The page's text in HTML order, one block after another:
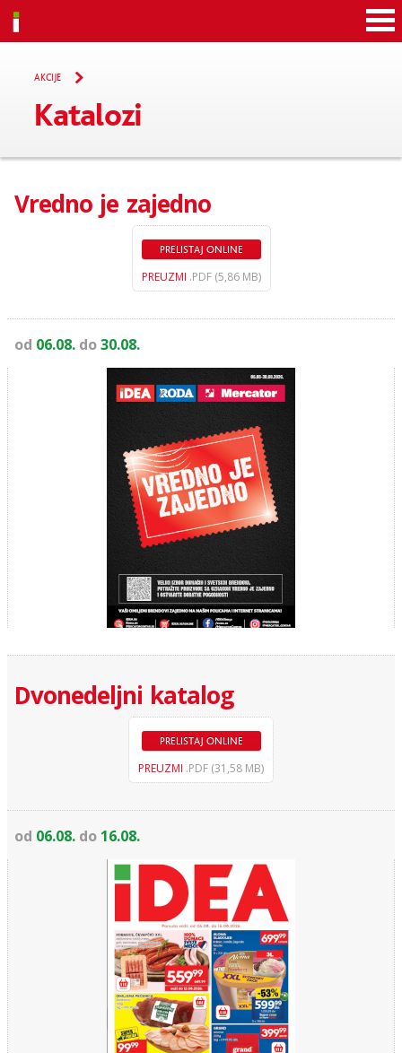
AKCIJE
Katalozi
Vredno je zajedno
PRELISTAJ ONLINE
PREUZMI .PDF (5,86 MB)
od 06.08. do30.08.
Dvonedeljni katalog
PRELISTAJ ONLINE
PREUZMI .PDF (31,58 MB)
od 06.08. do 16.08.